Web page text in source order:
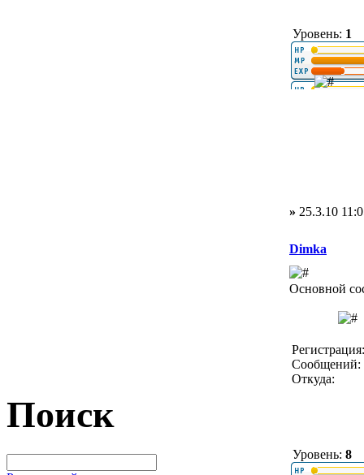
Поиск
Уровень: 1
» 25.3.10
Dimka
Основной
Сообщений:
Откуда:
Уровень: 8